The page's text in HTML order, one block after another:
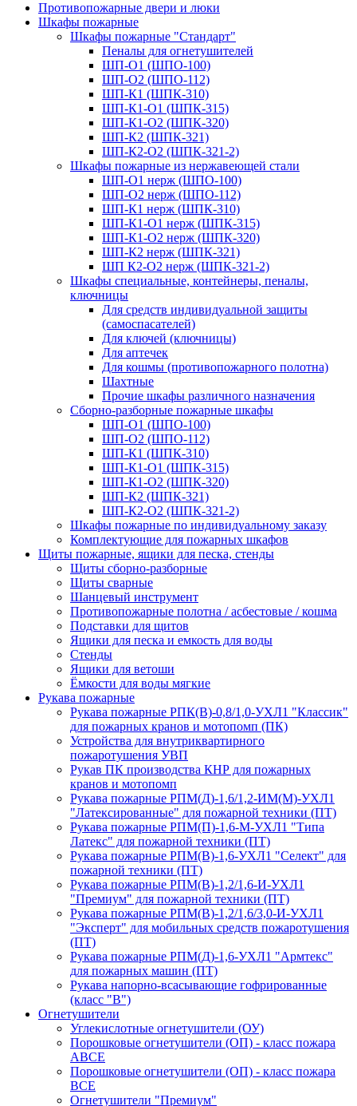
Противопожарные двери и люки
Шкафы пожарные
Шкафы пожарные "Стандарт"
Пеналы для огнетушителей
ШП-О1 (ШПО-100)
ШП-О2 (ШПО-112)
ШП-К1 (ШПК-310)
ШП-К1-О1 (ШПК-315)
ШП-К1-О2 (ШПК-320)
ШП-К2 (ШПК-321)
ШП-К2-О2 (ШПК-321-2)
Шкафы пожарные из нержавеющей стали
ШП-О1 нерж (ШПО-100)
ШП-О2 нерж (ШПО-112)
ШП-К1 нерж (ШПК-310)
ШП-К1-О1 нерж (ШПК-315)
ШП-К1-О2 нерж (ШПК-320)
ШП-К2 нерж (ШПК-321)
ШП К2-О2 нерж (ШПК-321-2)
Шкафы специальные, контейнеры, пеналы,
ключницы
Для средств индивидуальной защиты
(самоспасателей)
Для ключей (ключницы)
Для аптечек
Для кошмы (противопожарного полотна)
Шахтные
Прочие шкафы различного назначения
Сборно-разборные пожарные шкафы
ШП-О1 (ШПО-100)
ШП-О2 (ШПО-112)
ШП-К1 (ШПК-310)
ШП-К1-О1 (ШПК-315)
ШП-К1-О2 (ШПК-320)
ШП-К2 (ШПК-321)
ШП-К2-О2 (ШПК-321-2)
Шкафы пожарные по индивидуальному заказу
Комплектующие для пожарных шкафов
Щиты пожарные, ящики для песка, стенды
Щиты сборно-разборные
Щиты сварные
Шанцевый инструмент
Противопожарные полотна / асбестовые / кошма
Подставки для щитов
Ящики для песка и емкость для воды
Стенды
Ящики для ветоши
Ёмкости для воды мягкие
Рукава пожарные
Рукава пожарные РПК(В)-0,8/1,0-УХЛ1 "Классик"
для пожарных кранов и мотопомп (ПК)
Устройства для внутриквартирного
пожаротушения УВП
Рукав ПК производства КНР для пожарных
кранов и мотопомп
Рукава пожарные РПМ(Д)-1,6/1,2-ИМ(M)-УХЛ1
"Латексированные" для пожарной техники (ПТ)
Рукава пожарные РПМ(П)-1,6-М-УХЛ1 "Типа
Латекс" для пожарной техники (ПТ)
Рукава пожарные РПМ(В)-1,6-УХЛ1 "Селект" для
пожарной техники (ПТ)
Рукава пожарные РПМ(В)-1,2/1,6-И-УХЛ1
"Премиум" для пожарной техники (ПТ)
Рукава пожарные РПМ(В)-1,2/1,6/3,0-И-УХЛ1
"Эксперт" для мобильных средств пожаротушения
(ПТ)
Рукава пожарные РПМ(Д)-1,6-УХЛ1 "Армтекс"
для пожарных машин (ПТ)
Рукава напорно-всасывающие гофрированные
(класс "В")
Огнетушители
Углекислотные огнетушители (ОУ)
Порошковые огнетушители (ОП) - класс пожара
АВСЕ
Порошковые огнетушители (ОП) - класс пожара
ВСЕ
Огнетушители "Премиум"